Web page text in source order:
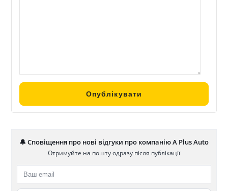
🔔 Сповіщення про нові відгуки про компанію A Plus Auto
Отримуйте на пошту одразу після публікації